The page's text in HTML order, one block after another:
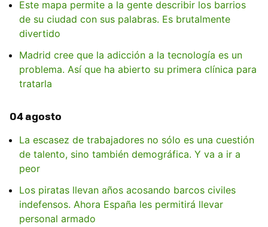
Este mapa permite a la gente describir los barrios
de su ciudad con sus palabras. Es brutalmente
divertido
Madrid cree que la adicción a la tecnología es un
problema. Así que ha abierto su primera clínica para
tratarla
04 agosto
La escasez de trabajadores no sólo es una cuestión
de talento, sino también demográfica. Y va a ir a
peor
Los piratas llevan años acosando barcos civiles
indefensos. Ahora España les permitirá llevar
personal armado